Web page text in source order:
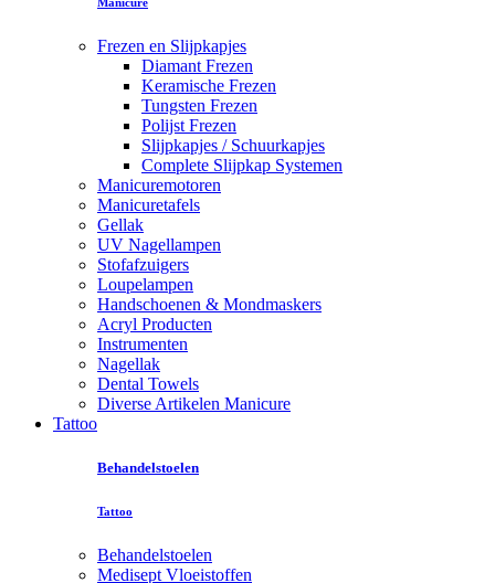
Manicure
Frezen en Slijpkapjes
Diamant Frezen
Keramische Frezen
Tungsten Frezen
Polijst Frezen
Slijpkapjes / Schuurkapjes
Complete Slijpkap Systemen
Manicuremotoren
Manicuretafels
Gellak
UV Nagellampen
Stofafzuigers
Loupelampen
Handschoenen & Mondmaskers
Acryl Producten
Instrumenten
Nagellak
Dental Towels
Diverse Artikelen Manicure
Tattoo
Behandelstoelen
Tattoo
Behandelstoelen
Medisept Vloeistoffen